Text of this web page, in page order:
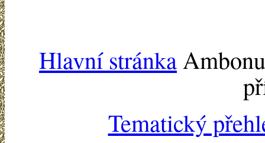
Hlavní stránka
Tematický